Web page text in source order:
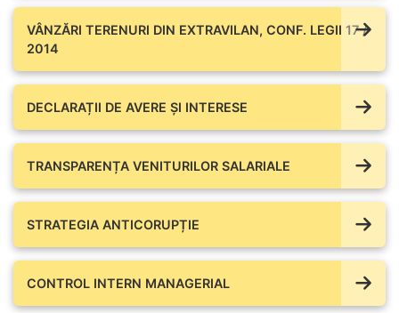
VÂNZĂRI TERENURI DIN EXTRAVILAN, CONF. LEGII 17 /
2014
DECLARAȚII DE AVERE ŞI INTERESE
TRANSPARENȚA VENITURILOR SALARIALE
STRATEGIA ANTICORUPȚIE
CONTROL INTERN MANAGERIAL